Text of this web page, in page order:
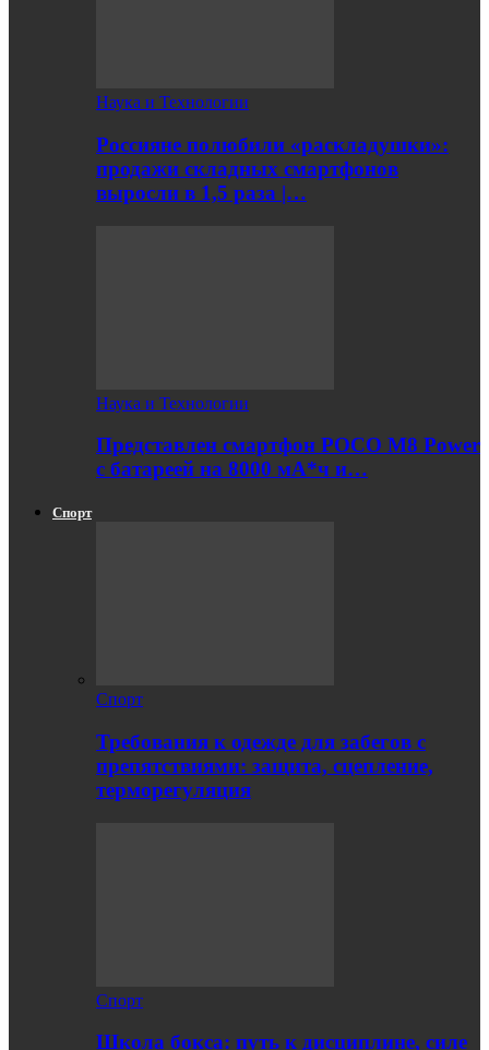
Наука и Технологии
Россияне полюбили «раскладушки»:
продажи складных смартфонов
выросли в 1,5 раза |…
Наука и Технологии
Представлен смартфон POCO M8 Power
с батареей на 8000 мА*ч и…
Спорт
Спорт
Требования к одежде для забегов с
препятствиями: защита, сцепление,
терморегуляция
Спорт
Школа бокса: путь к дисциплине, силе